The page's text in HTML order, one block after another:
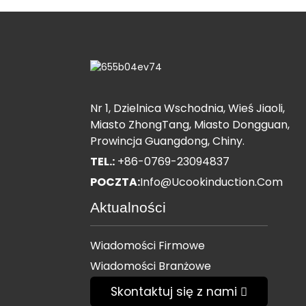
Nr 1, Dzielnica Wschodnia, Wieś Jiaoli,
Miasto ZhongTang, Miasto Dongguan,
Prowincja Guangdong, Chiny.
TEL.: +86-0769-23094837
POCZTA:Info@ucookinduction.com
Aktualności
Wiadomości Firmowe
Wiadomości Branżowe
Skontaktuj się z nami